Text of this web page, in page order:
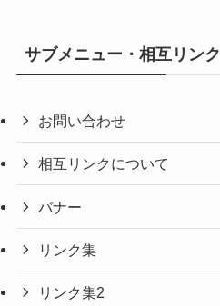
サブメニュー・相互リンク
お問い合わせ
相互リンクについて
バナー
リンク集
リンク集2